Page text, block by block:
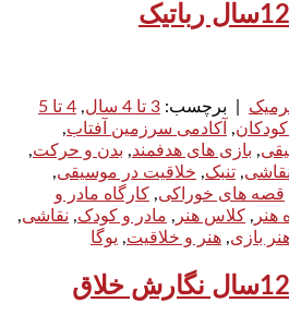
برچسب: 3 تا 4 سال ,
4 تا 5
کودکان, آکادمی سرزمین آفتاب,
, بازی های هدفمند, بدن و حرکت,
, تنبک, خلاقیت در موسیقی,
قصه های خوراکی, کارگاه مادر و
هنر , کلاس هنر , مادر و کودک, نقاشی,
بازی, هنر و خلاقیت, یوگا